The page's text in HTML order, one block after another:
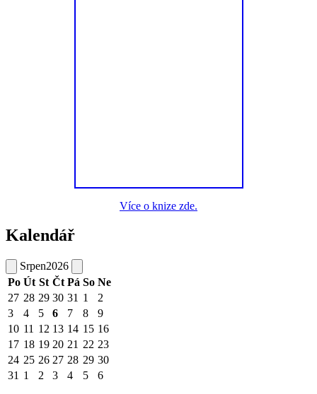
Více o knize zde.
Kalendář
Srpen2026
Po Út St Čt Pá So Ne
27 28 29 30 31 1
2
3
4 5 6 7 8
9
10 11 12 13 14 15 16
17 18 19 20 21 22 23
24 25 26 27 28 29 30
31 1 2 3 4 5 6